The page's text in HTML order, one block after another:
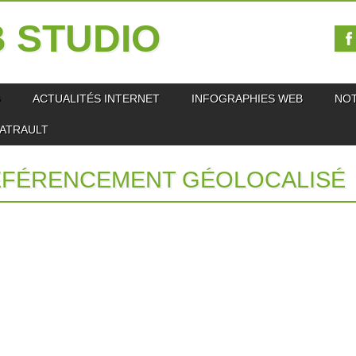
STUDIO
ACTUALITÉS INTERNET INFOGRAPHIES WEB
GÉOLOCALISÉ